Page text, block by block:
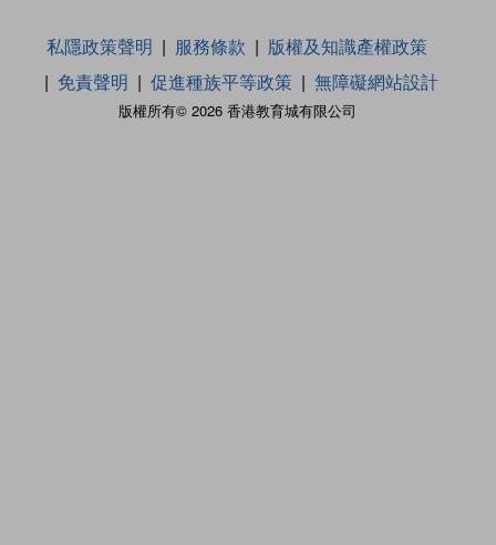
版權所有© 2026 香港教育城有限公司
私隱政策聲明 服務條款
版權及知識產權政策
免責聲明
促進種族平等政策 無障礙網站設計